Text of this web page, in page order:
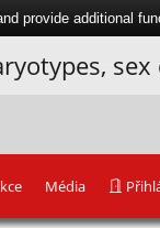
Média
provide additional